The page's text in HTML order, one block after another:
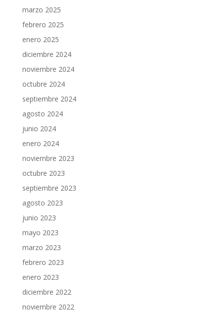
marzo 2025
febrero 2025
enero 2025
diciembre 2024
noviembre 2024
octubre 2024
septiembre 2024
agosto 2024
junio 2024
enero 2024
noviembre 2023
octubre 2023
septiembre 2023
agosto 2023
junio 2023
mayo 2023
marzo 2023
febrero 2023
enero 2023
diciembre 2022
noviembre 2022